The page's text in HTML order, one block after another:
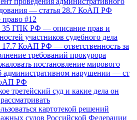
— статья 28.7 КоАП РФ
право #12
35 ГПК РФ — описание прав и
участников судебного дела
17.7 КоАП РФ — ответственность за
требований прокурора
постановление мирового
административном нарушении — ст
РФ
третейский суд и какие дела он
картотекой решений
судов Российской Федерации